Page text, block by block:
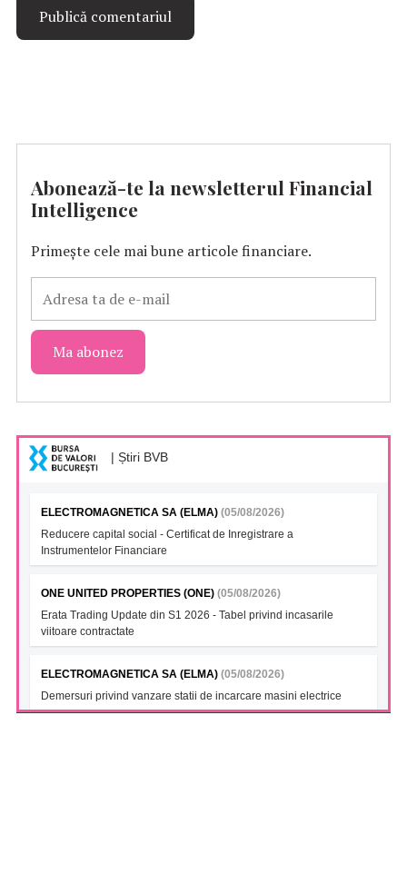
Abonează-te la newsletterul Financial
Intelligence
Primește cele mai bune articole financiare.
| Știri BVB
ELECTROMAGNETICA SA (ELMA) (05/08/2026)
Reducere capital social - Certificat de Inregistrare a
Instrumentelor Financiare
ONE UNITED PROPERTIES (ONE) (05/08/2026)
Erata Trading Update din S1 2026 - Tabel privind incasarile
viitoare contractate
ELECTROMAGNETICA SA (ELMA) (05/08/2026)
Demersuri privind vanzare statii de incarcare masini electrice